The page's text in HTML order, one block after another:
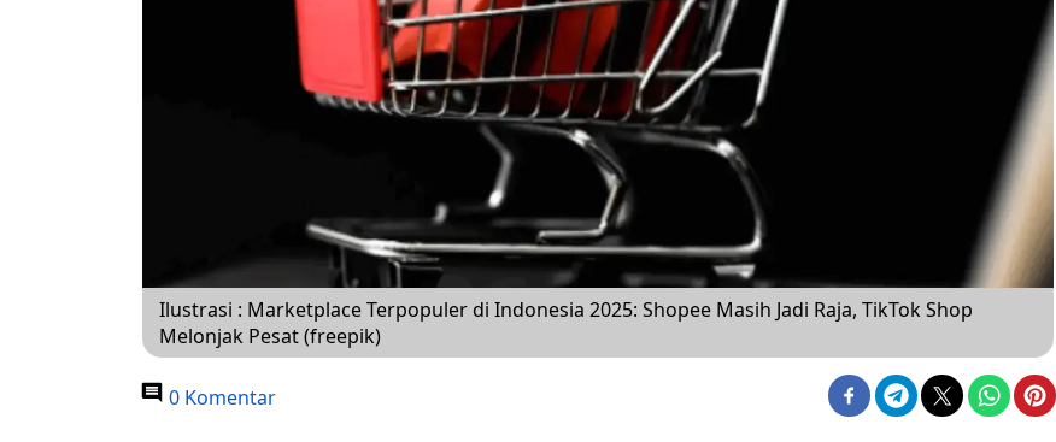
Ilustrasi : Marketplace Terpopuler di Indonesia 2025: Shopee Masih Jadi Raja, TikTok Shop
Melonjak Pesat (freepik)
0 Komentar